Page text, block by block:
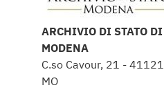
ARCHIVIO DI STATO DI
MODENA
C.so Cavour, 21 - 41121
MO